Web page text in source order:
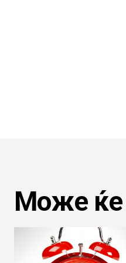
Може ќе